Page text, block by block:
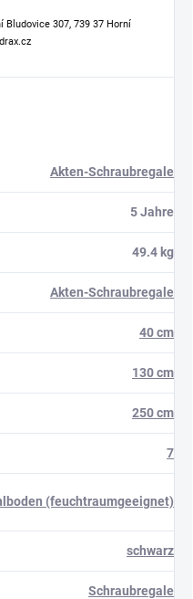
Bludovice 307, 739 37 Horní
Akten-Schraubregale
5 Jahre
49.4 kg
Akten-Schraubregale
40 cm
130 cm
250 cm
7
(feuchtraumgeeignet)
schwarz
Schraubregale